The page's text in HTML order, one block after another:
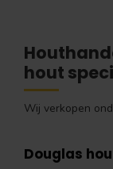
hout
Wij verkopen
Douglas